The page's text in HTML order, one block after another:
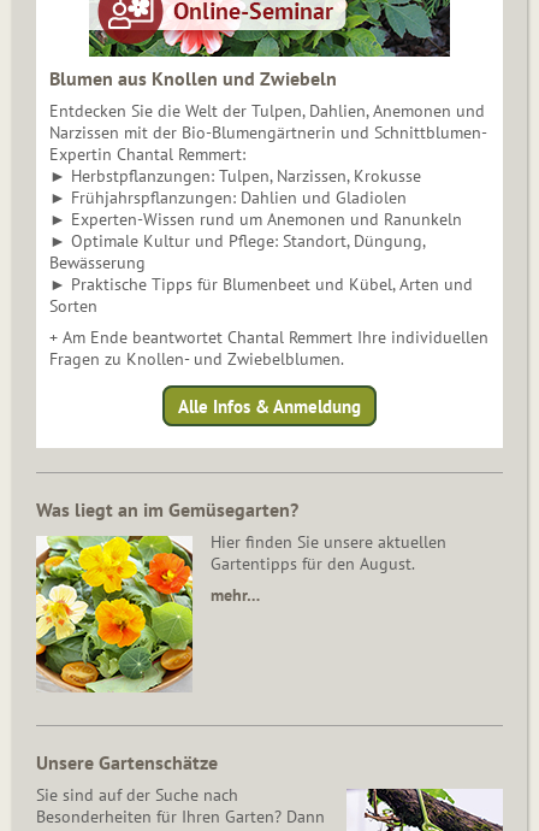
Blumen aus Knollen und Zwiebeln
Entdecken Sie die Welt der Tulpen, Dahlien, Anemonen und
Narzissen mit der Bio-Blumengärtnerin und Schnittblumen-
Expertin Chantal Remmert:
► Herbstpflanzungen: Tulpen, Narzissen, Krokusse
► Frühjahrspflanzungen: Dahlien und Gladiolen
► Experten-Wissen rund um Anemonen und Ranunkeln
► Optimale Kultur und Pflege: Standort, Düngung,
Bewässerung
► Praktische Tipps für Blumenbeet und Kübel, Arten und
Sorten
+ Am Ende beantwortet Chantal Remmert Ihre individuellen
Fragen zu Knollen- und Zwiebelblumen.
Alle Infos & Anmeldung
Was liegt an im Gemüsegarten?
Hier finden Sie unsere aktuellen
Gartentipps für den August.
mehr…
Unsere Gartenschätze
Sie sind auf der Suche nach
Besonderheiten für Ihren Garten? Dann